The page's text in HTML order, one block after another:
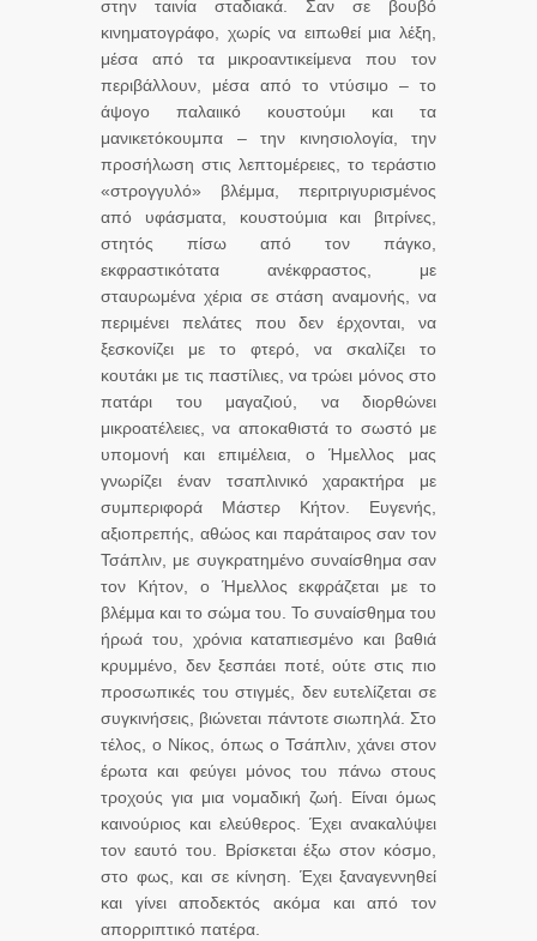
στην ταινία σταδιακά. Σαν σε βουβό
κινηματογράφο, χωρίς να ειπωθεί μια λέξη,
μέσα από τα μικροαντικείμενα που τον
περιβάλλουν, μέσα από το ντύσιμο – το
άψογο παλαιικό κουστούμι και τα
μανικετόκουμπα – την κινησιολογία, την
προσήλωση στις λεπτομέρειες, το τεράστιο
«στρογγυλό» βλέμμα, περιτριγυρισμένος
από υφάσματα, κουστούμια και βιτρίνες,
στητός πίσω από τον πάγκο,
εκφραστικότατα ανέκφραστος, με
σταυρωμένα χέρια σε στάση αναμονής, να
περιμένει πελάτες που δεν έρχονται, να
ξεσκονίζει με το φτερό, να σκαλίζει το
κουτάκι με τις παστίλιες, να τρώει μόνος στο
πατάρι του μαγαζιού, να διορθώνει
μικροατέλειες, να αποκαθιστά το σωστό με
υπομονή και επιμέλεια, ο Ήμελλος μας
γνωρίζει έναν τσαπλινικό χαρακτήρα με
συμπεριφορά Μάστερ Κήτον. Ευγενής,
αξιοπρεπής, αθώος και παράταιρος σαν τον
Τσάπλιν, με συγκρατημένο συναίσθημα σαν
τον Κήτον, ο Ήμελλος εκφράζεται με το
βλέμμα και το σώμα του. Το συναίσθημα του
ήρωά του, χρόνια καταπιεσμένο και βαθιά
κρυμμένο, δεν ξεσπάει ποτέ, ούτε στις πιο
προσωπικές του στιγμές, δεν ευτελίζεται σε
συγκινήσεις, βιώνεται πάντοτε σιωπηλά. Στο
τέλος, ο Νίκος, όπως ο Τσάπλιν, χάνει στον
έρωτα και φεύγει μόνος του πάνω στους
τροχούς για μια νομαδική ζωή. Είναι όμως
καινούριος και ελεύθερος. Έχει ανακαλύψει
τον εαυτό του. Βρίσκεται έξω στον κόσμο,
στο φως, και σε κίνηση. Έχει ξαναγεννηθεί
και γίνει αποδεκτός ακόμα και από τον
απορριπτικό πατέρα.